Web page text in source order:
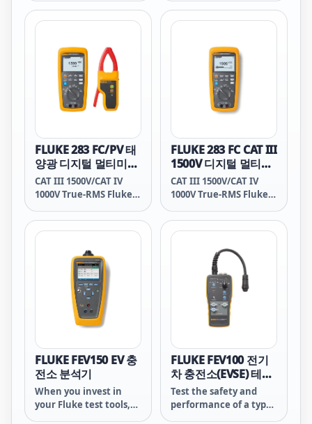
자인, 원활한 사용자 인터
페이스, 통합 데이터 관리
및 1674 FC), 포괄적인 보
고 소프트웨어를 갖춘
1670 시리즈는 통합 설비
테스트 솔루션의 새로운 표
준을 제시합니다.
자인, 원활한 사용자 인터
페이스, 통합 데이터 관리
및 1674 FC), 포괄적인 보
고 소프트웨어를 갖춘
1670 시리즈는 통합 설비
테스트 솔루션의 새로운 표
준을 제시합니다.
FLUKE 283 FC/PV 태
양광 디지털 멀티미터
및 무선 전류 클램프
CAT III 1500V/CAT IV
1000V True-RMS Fluke
a283 FC True-RMS 무선
전류 클램프는 최대 1500V
의 DC 환경에서 기술자를
위한 새로운 표준을 제시합
니다. 유틸리티 규모의 태
양광 발전(PV) 어레이, 풍
력, 전기 철도 또는 데이터
센터 등 어떤 분야에서 작
업하든 Fluke 283 FC는 안
전성을 향상시키고 생산성
을 높이면서 정확하고 신뢰
할 수 있으며 반복 가능한
결과를 제공하도록 설계되
었습니다.
FLUKE 283 FC CAT III
1500V 디지털 멀티미
터
CAT III 1500V/CAT IV
1000V True-RMS Fluke
최대 1500V의 DC 환경에
서 기술자를 위한 새로운
표준을 제시합니다. 유틸리
티 규모의 태양광 발전(PV)
어레이, 풍력, 전기 철도 또
는 데이터 센터 등 어떤 분
야에서 작업하든 Fluke
283 FC는 안전성을 향상시
키고 생산성을 높이면서 정
확하고 신뢰할 수 있으며
반복 가능한 결과를 제공하
도록 설계되었습니다.
FLUKE FEV150 EV 충
전소 분석기
When you invest in
your Fluke test tools,
FLUKE FEV100 전기
차 충전소(EVSE) 테스
트 어댑터
Test the safety and
performance of a type